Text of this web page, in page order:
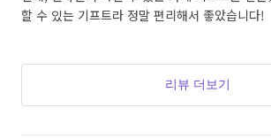
할 수 있는 기프트라 정말 편리해서 좋았습니다!
리뷰 더보기